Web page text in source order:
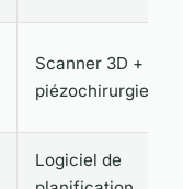
Scanner 3D +
piézochirurgie
Logiciel de